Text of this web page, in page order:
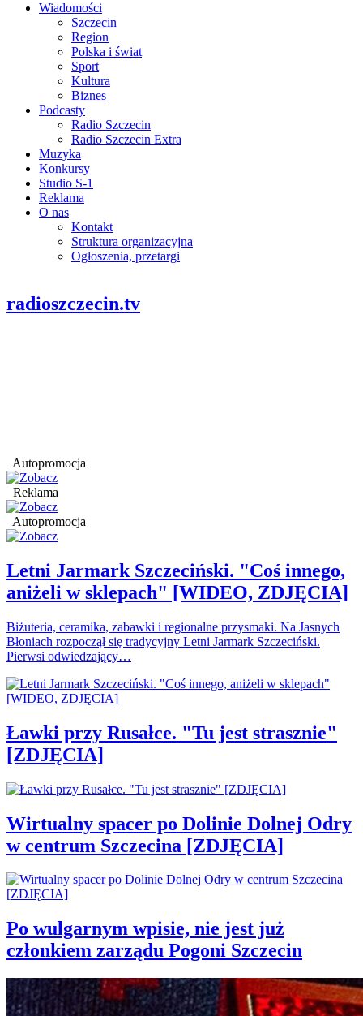
Wiadomości
Szczecin
Region
Polska i świat
Sport
Kultura
Biznes
Podcasty
Radio Szczecin
Radio Szczecin Extra
Muzyka
Konkursy
Studio S-1
Reklama
O nas
Kontakt
Struktura organizacyjna
Ogłoszenia, przetargi
radioszczecin.tv
Autopromocja
Reklama
Autopromocja
Letni Jarmark Szczeciński. "Coś innego,
aniżeli w sklepach" [WIDEO, ZDJĘCIA]
Biżuteria, ceramika, zabawki i regionalne przysmaki. Na Jasnych
Błoniach rozpoczął się tradycyjny Letni Jarmark Szczeciński.
Pierwsi odwiedzający…
Ławki przy Rusałce. "Tu jest strasznie"
[ZDJĘCIA]
Wirtualny spacer po Dolinie Dolnej Odry
w centrum Szczecina [ZDJĘCIA]
Po wulgarnym wpisie, nie jest już
członkiem zarządu Pogoni Szczecin